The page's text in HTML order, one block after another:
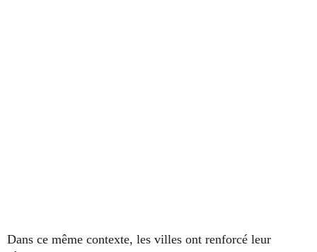
Dans ce même contexte, les villes ont renforcé leur